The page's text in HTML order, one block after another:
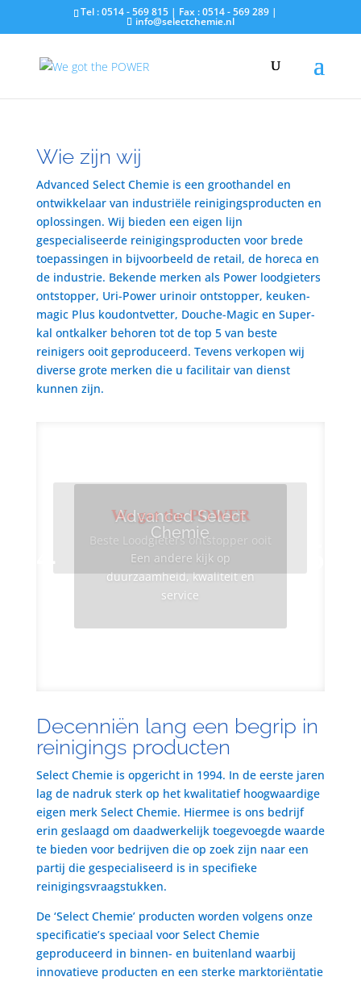
Tel : 0514 - 569 815 | Fax : 0514 - 569 289 |
info@selectchemie.nl
Wie zijn wij
Advanced Select Chemie is een groothandel en
ontwikkelaar van industriële reinigingsproducten en
oplossingen. Wij bieden een eigen lijn
gespecialiseerde reinigingsproducten voor brede
toepassingen in bijvoorbeeld de retail, de horeca en
de industrie. Bekende merken als Power loodgieters
ontstopper, Uri-Power urinoir ontstopper, keuken-
magic Plus koudontvetter, Douche-Magic en Super-
kal ontkalker behoren tot de top 5 van beste
reinigers ooit geproduceerd. Tevens verkopen wij
diverse grote merken die u facilitair van dienst
kunnen zijn.
Advanced Select
Chemie
Een andere kijk op
duurzaamheid, kwaliteit en
service
We got the POWER
Beste Loodgieters ontstopper ooit
Decenniën lang een begrip in
reinigings producten
Select Chemie is opgericht in 1994. In de eerste jaren
lag de nadruk sterk op het kwalitatief hoogwaardige
eigen merk Select Chemie. Hiermee is ons bedrijf
erin geslaagd om daadwerkelijk toegevoegde waarde
te bieden voor bedrijven die op zoek zijn naar een
partij die gespecialiseerd is in specifieke
reinigingsvraagstukken.
De ‘Select Chemie’ producten worden volgens onze
specificatie’s speciaal voor Select Chemie
geproduceerd in binnen- en buitenland waarbij
innovatieve producten en een sterke marktoriëntatie